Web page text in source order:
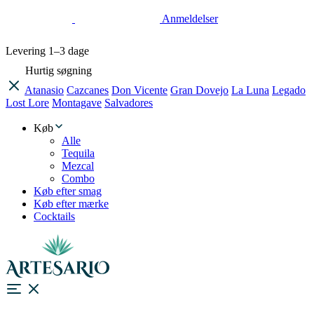
Anmeldelser
Levering 1–3 dage
Hurtig søgning
Atanasio Cazcanes Don Vicente Gran Dovejo La Luna Legado
Lost Lore Montagave Salvadores
Køb
Alle
Tequila
Mezcal
Combo
Køb efter smag
Køb efter mærke
Cocktails